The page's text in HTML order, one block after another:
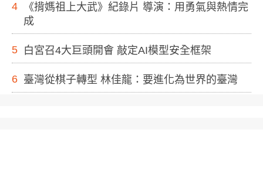
4
《揹媽祖上大武》紀錄片 導演：用勇氣與熱情完
成
5 白宮召4大巨頭開會 敲定AI模型安全框架
6 臺灣從棋子轉型 林佳龍：要進化為世界的臺灣